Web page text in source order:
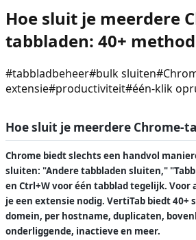
Hoe sluit je meerdere
tabbladen: 40+
#tabbladbeheer#bulk sluiten#
extensie#productiviteit#één-klik
Hoe sluit je meerdere Chrome-
Chrome biedt slechts een handvol
sluiten: "Andere tabbladen sluiten,"
en Ctrl+W voor één tabblad tegelijk. Voor
je een extensie nodig. VertiTab biedt 40+
domein, per hostname, duplicaten,
onderliggende, inactieve en meer.